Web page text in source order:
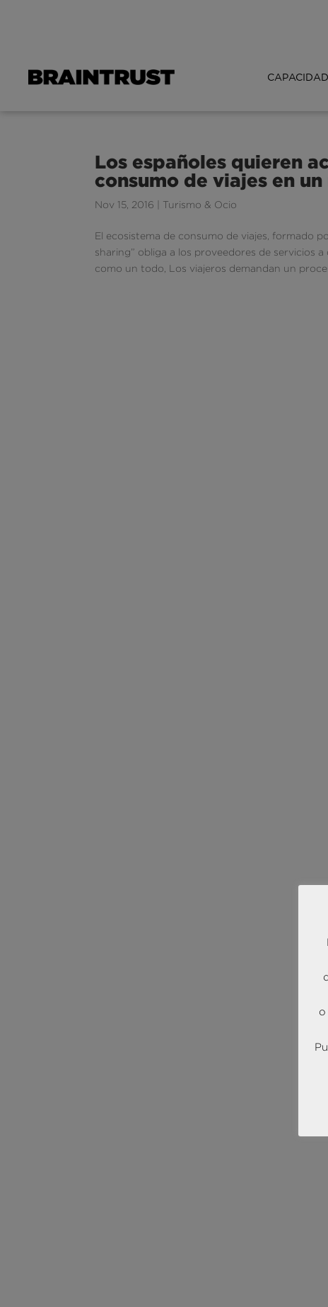
Los españoles quieren
consumo de viajes en
Nov 15, 2016 Turismo & Ocio
El ecosistema de consumo de viajes, formado
sharing” obliga a los proveedores de servicios
como un todo, Los viajeros demandan un
o